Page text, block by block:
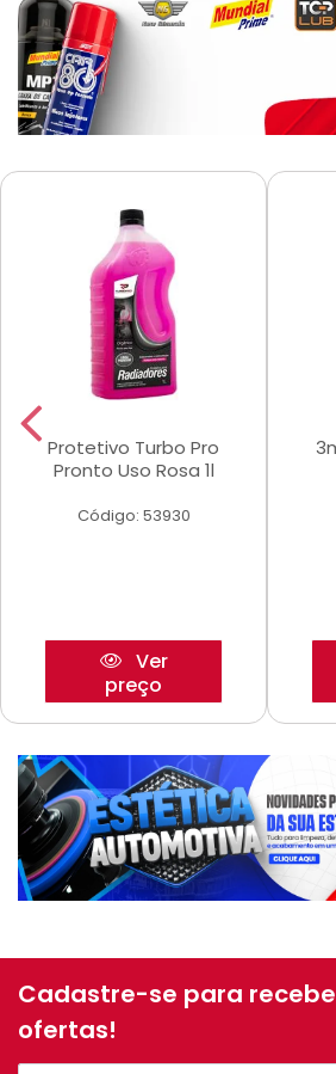
Protetivo Turbo Pro
Pronto Uso Rosa 1l
Código: 53930
Ver
preço
Cadastre-se para
ofertas!